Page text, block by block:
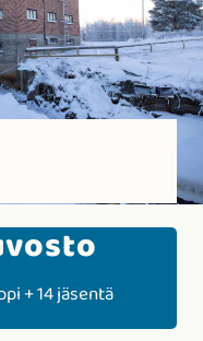
+ 14 jäsentä